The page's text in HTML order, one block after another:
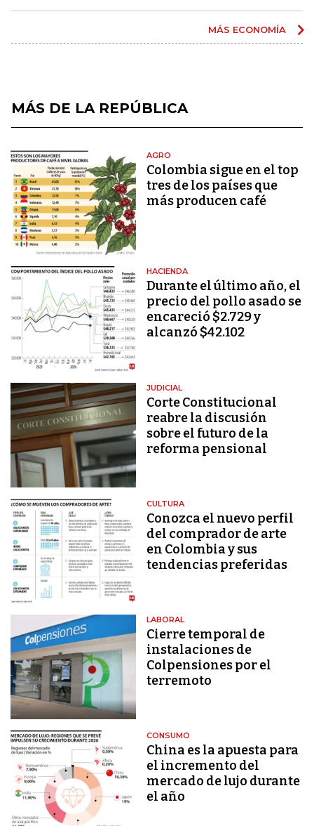
MÁS ECONOMÍA
MÁS DE LA REPÚBLICA
AGRO
Colombia sigue en el top
tres de los países que
más producen café
HACIENDA
Durante el último año, el
precio del pollo asado se
encareció $2.729 y
alcanzó $42.102
JUDICIAL
Corte Constitucional
reabre la discusión
sobre el futuro de la
reforma pensional
CULTURA
Conozca el nuevo perfil
del comprador de arte
en Colombia y sus
tendencias preferidas
LABORAL
Cierre temporal de
instalaciones de
Colpensiones por el
terremoto
CONSUMO
China es la apuesta para
el incremento del
mercado de lujo durante
el año